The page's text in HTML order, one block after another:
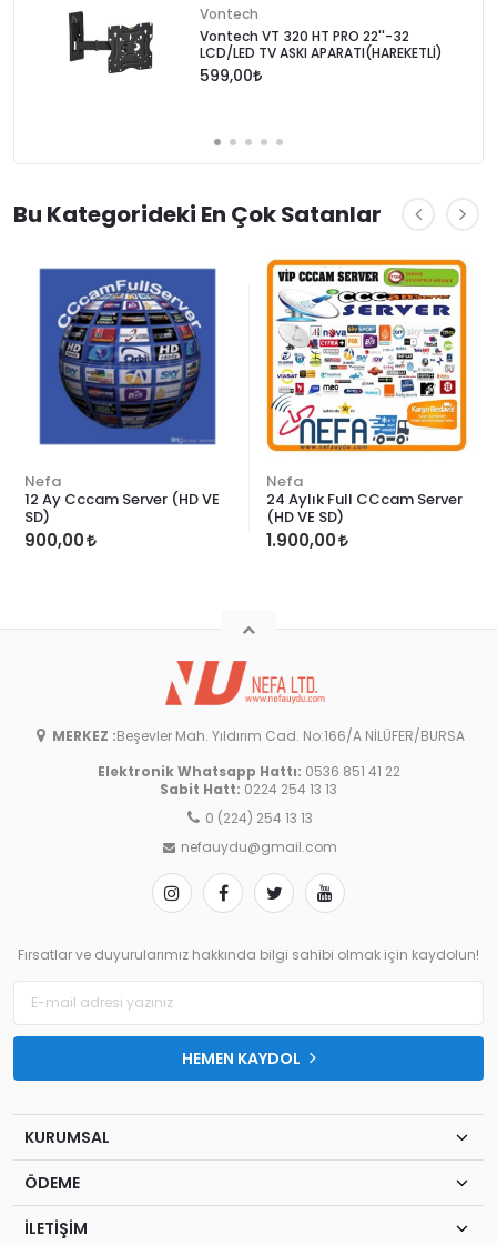
Vontech
Vontech VT 320 HT PRO 22''-32
LCD/LED TV ASKI APARATI(HAREKETLİ)
599,00
Bu Kategorideki En Çok Satanlar
Nefa
12 Ay Cccam Server (HD VE
SD)
900,00
Nefa
24 Aylık Full CCcam Server
(HD VE SD)
1.900,00
MERKEZ : Beşevler Mah. Yıldırım Cad. No:166/A NİLÜFER/BURSA
Elektronik Whatsapp Hattı: 0536 851 41 22
Sabit Hatt: 0224 254 13 13
0 (224) 254 13 13
nefauydu@gmail.com
Fırsatlar ve duyurularımız hakkında bilgi sahibi olmak için kaydolun!
HEMEN KAYDOL
KURUMSAL
ÖDEME
İLETİŞİM